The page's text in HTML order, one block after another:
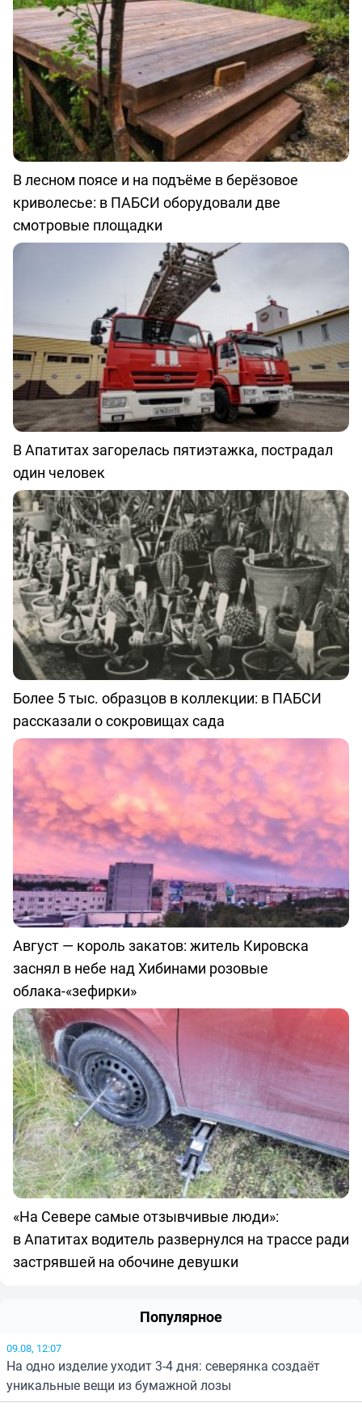
В лесном поясе и на подъёме в берёзовое
криволесье: в ПАБСИ оборудовали две
смотровые площадки
В Апатитах загорелась пятиэтажка, пострадал
один человек
Более 5 тыс. образцов в коллекции: в ПАБСИ
рассказали о сокровищах сада
Август — король закатов: житель Кировска
заснял в небе над Хибинами розовые
облака-«зефирки»
«На Севере самые отзывчивые люди»:
в Апатитах водитель развернулся на трассе ради
застрявшей на обочине девушки
Популярное
09.08, 12:07
На одно изделие уходит 3-4 дня: северянка создаёт
уникальные вещи из бумажной лозы